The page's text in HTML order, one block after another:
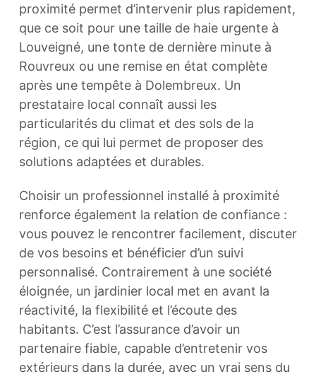
proximité permet d’intervenir plus rapidement,
que ce soit pour une taille de haie urgente à
Louveigné, une tonte de dernière minute à
Rouvreux ou une remise en état complète
après une tempête à Dolembreux. Un
prestataire local connaît aussi les
particularités du climat et des sols de la
région, ce qui lui permet de proposer des
solutions adaptées et durables.
Choisir un professionnel installé à proximité
renforce également la relation de confiance :
vous pouvez le rencontrer facilement, discuter
de vos besoins et bénéficier d’un suivi
personnalisé. Contrairement à une société
éloignée, un jardinier local met en avant la
réactivité, la flexibilité et l’écoute des
habitants. C’est l’assurance d’avoir un
partenaire fiable, capable d’entretenir vos
extérieurs dans la durée, avec un vrai sens du